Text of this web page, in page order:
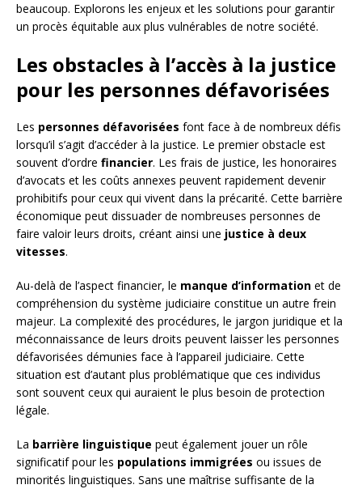
beaucoup. Explorons les enjeux et les solutions pour garantir
un procès équitable aux plus vulnérables de notre société.
Les obstacles à l’accès à la justice
pour les personnes défavorisées
Les personnes défavorisées font face à de nombreux défis
lorsqu’il s’agit d’accéder à la justice. Le premier obstacle est
souvent d’ordre financier. Les frais de justice, les honoraires
d’avocats et les coûts annexes peuvent rapidement devenir
prohibitifs pour ceux qui vivent dans la précarité. Cette barrière
économique peut dissuader de nombreuses personnes de
faire valoir leurs droits, créant ainsi une justice à deux
vitesses.
Au-delà de l’aspect financier, le manque d’information et de
compréhension du système judiciaire constitue un autre frein
majeur. La complexité des procédures, le jargon juridique et la
méconnaissance de leurs droits peuvent laisser les personnes
défavorisées démunies face à l’appareil judiciaire. Cette
situation est d’autant plus problématique que ces individus
sont souvent ceux qui auraient le plus besoin de protection
légale.
La barrière linguistique peut également jouer un rôle
significatif pour les populations immigrées ou issues de
minorités linguistiques. Sans une maîtrise suffisante de la